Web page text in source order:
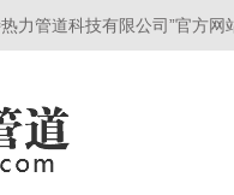
力管道科技有限公司”官方网